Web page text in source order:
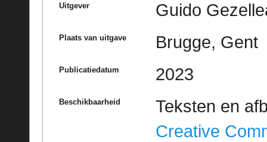
Uitgever Guido
Plaats van uitgave Brugge, Gent
Publicatiedatum 2023
Beschikbaarheid
Teksten en
Creative